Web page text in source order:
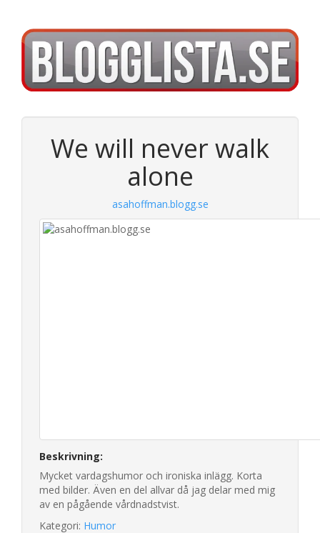
We will never walk
alone
asahoffman.blogg.se
Beskrivning:
Mycket vardagshumor och ironiska inlägg. Korta
med bilder. Även en del allvar då jag delar med mig
av en pågående vårdnadstvist.
Kategori: Humor